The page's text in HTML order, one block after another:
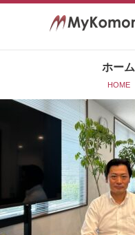
ホーム
HOME